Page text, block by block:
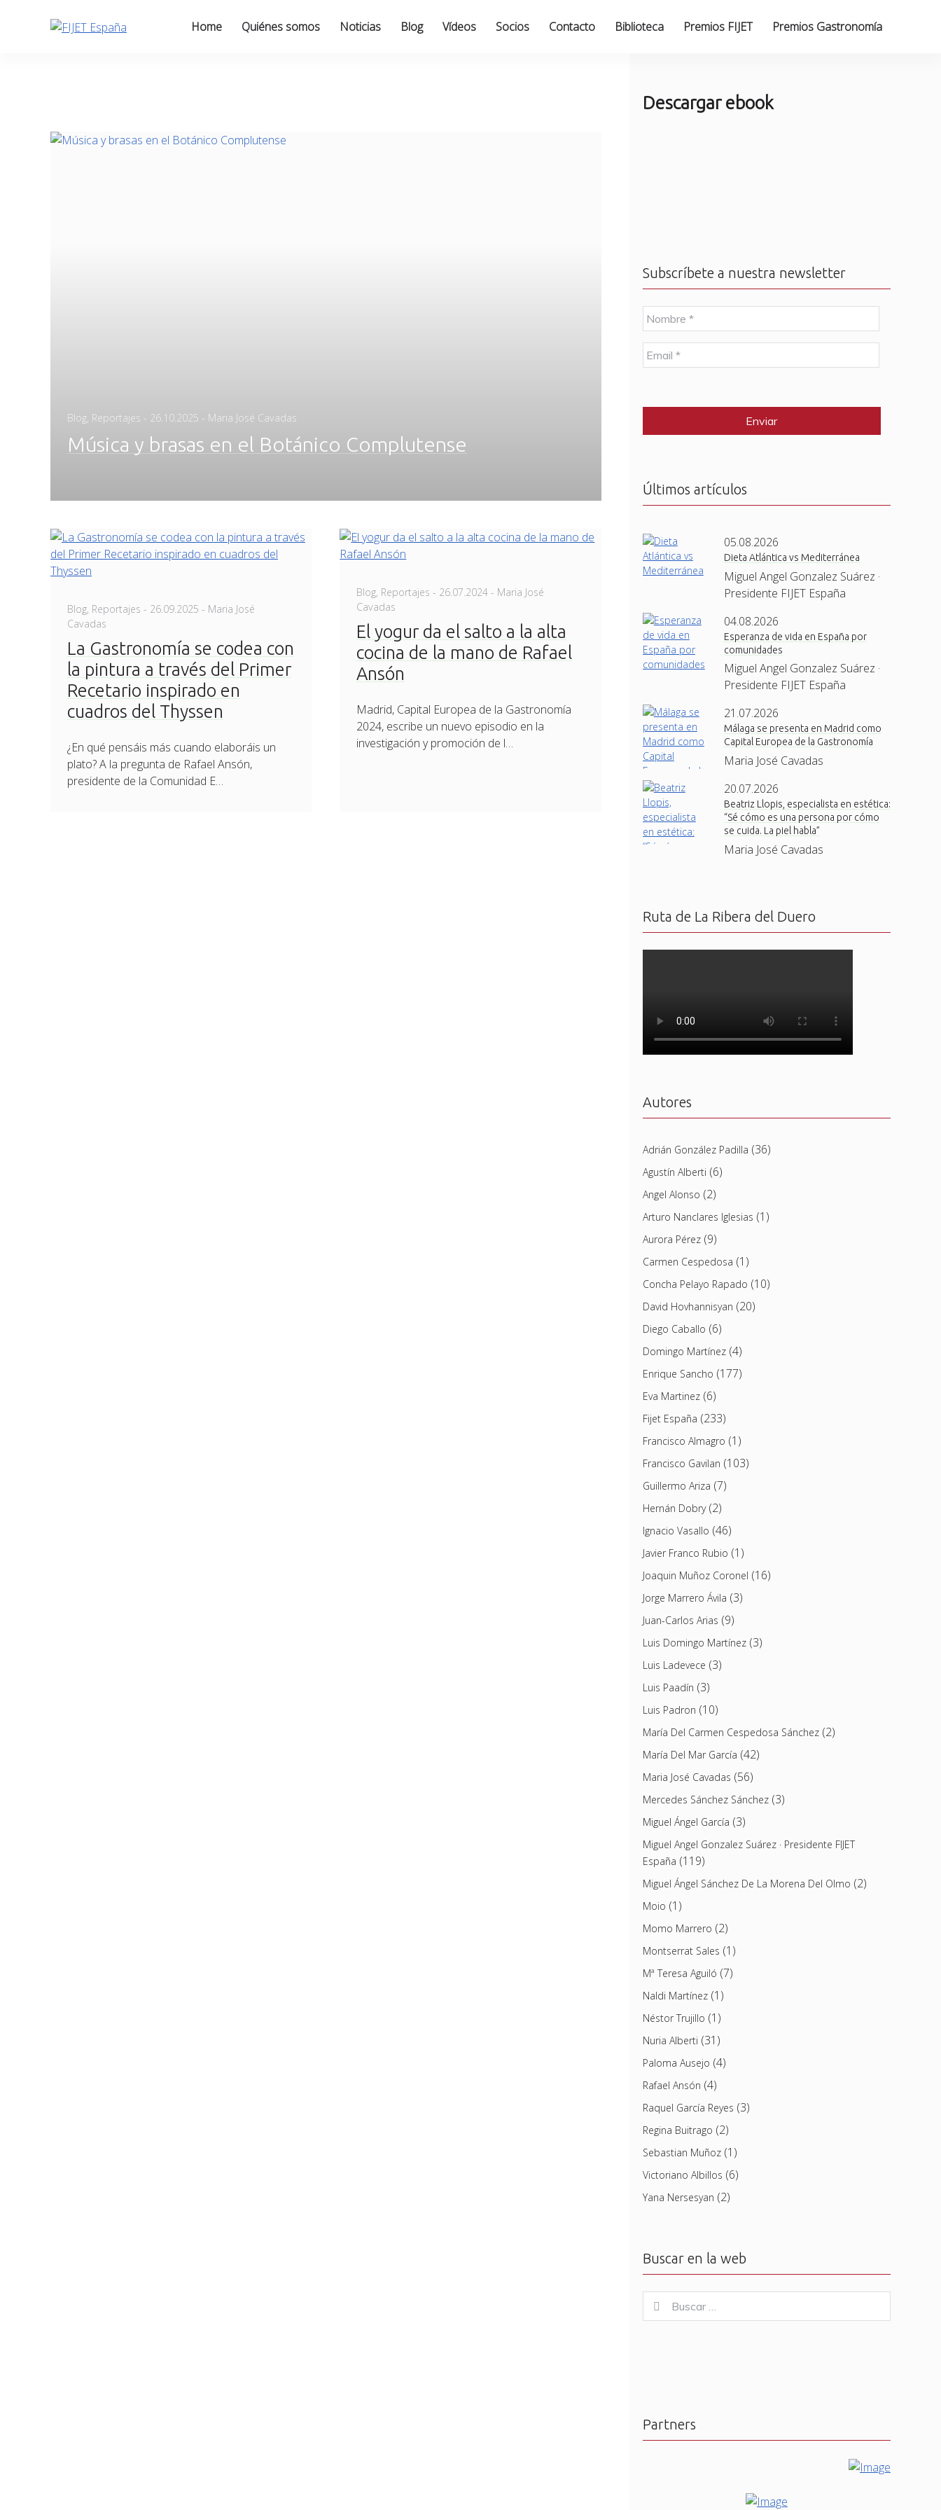
Home Quiénes somos Noticias Blog Vídeos Socios Contacto Biblioteca Premios FIJET Premios Gastronomía
Blog, Reportajes - Posted
26.10.2025 - Maria José Cavadas
Música y brasas en el Botánico Complutense
Blog, Reportajes - Posted
26.09.2025 - Maria José
Cavadas
La Gastronomía se codea con
la pintura a través del Primer
Recetario inspirado en
cuadros del Thyssen
¿En qué pensáis más cuando elaboráis un
plato? A la pregunta de Rafael Ansón,
presidente de la Comunidad E…
Blog, Reportajes - Posted
26.07.2024 - Maria José
Cavadas
El yogur da el salto a la alta
cocina de la mano de Rafael
Ansón
Madrid, Capital Europea de la Gastronomía
2024, escribe un nuevo episodio en la
investigación y promoción de l…
Descargar ebook
Subscríbete a nuestra newsletter
N
o
m
b
r
E
m
l
Últimos artículos
05.08.2026
Dieta Atlántica vs Mediterránea
Miguel Angel Gonzalez Suárez ·
Presidente FIJET España
04.08.2026
Esperanza de vida en España por
comunidades
Miguel Angel Gonzalez Suárez ·
Presidente FIJET España
21.07.2026
Málaga se presenta en Madrid como
Capital Europea de la Gastronomía
Maria José Cavadas
20.07.2026
Beatriz Llopis, especialista en estética:
“Sé cómo es una persona por cómo
se cuida. La piel habla”
Maria José Cavadas
Ruta de La Ribera del Duero
Autores
Adrián González Padilla (36)
Agustín Alberti (6)
Angel Alonso (2)
Arturo Nanclares Iglesias (1)
Aurora Pérez(9)
Carmen Cespedosa (1)
Concha Pelayo Rapado (10)
David Hovhannisyan (20)
Diego Caballo (6)
Domingo Martínez(4)
Enrique Sancho (177)
Eva Martinez(6)
Fijet España (233)
Francisco Almagro (1)
Francisco Gavilan (103)
Guillermo Ariza (7)
Hernán Dobry(2)
Ignacio Vasallo (46)
Javier Franco Rubio (1)
Joaquin Muñoz Coronel (16)
Jorge Marrero Ávila (3)
Juan-Carlos Arias (9)
Luis Domingo Martínez(3)
Luis Ladevece (3)
Luis Paadín (3)
Luis Padron (10)
María Del Carmen Cespedosa Sánchez(2)
María Del Mar García (42)
Maria José Cavadas (56)
Mercedes Sánchez Sánchez(3)
Miguel Ángel García (3)
Miguel Angel Gonzalez Suárez · Presidente FIJET
España (119)
Miguel Ángel Sánchez De La Morena Del Olmo (2)
Moio (1)
Momo Marrero (2)
Montserrat Sales (1)
Mª Teresa Aguiló (7)
Naldi Martínez(1)
Néstor Trujillo (1)
Nuria Alberti (31)
Paloma Ausejo (4)
Rafael Ansón (4)
Raquel García Reyes (3)
Regina Buitrago (2)
Sebastian Muñoz(1)
Victoriano Albillos (6)
Yana Nersesyan (2)
Buscar en la web
for:
Buscar
Partners